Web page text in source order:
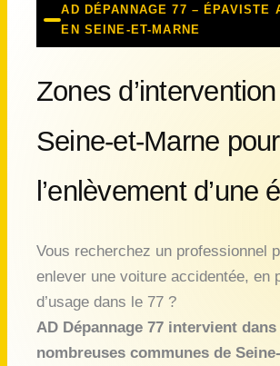
AD DÉPANNAGE 77 – ÉPAVISTE
EN SEINE-ET-MARNE
Zones
Seine-et-Marne pour
l’enlèvement d’une
Vous recherchez un professionnel
enlever une voiture accidentée, en
d’usage dans le 77 ?
AD Dépannage 77 intervient dans
nombreuses communes de